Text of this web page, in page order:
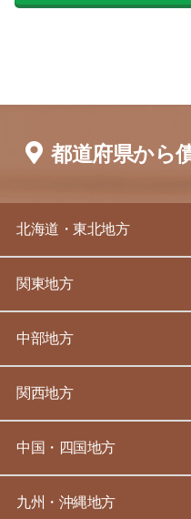
都道府県から
北海道・東北地方
関東地方
中部地方
関西地方
中国・四国地方
九州・沖縄地方